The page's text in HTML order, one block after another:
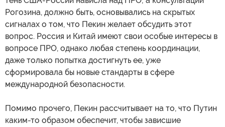
Рогозина, должно быть, основывались на скрытых
сигналах о том, что Пекин желает обсудить этот
вопрос. Россия и Китай имеют свои особые интересы в
вопросе ПРО, однако любая степень координации,
даже только попытка достигнуть ее, уже
сформировала бы новые стандарты в сфере
международной безопасности.
Помимо прочего, Пекин рассчитывает на то, что Путин
каким-то образом обеспечит, чтобы зависшие